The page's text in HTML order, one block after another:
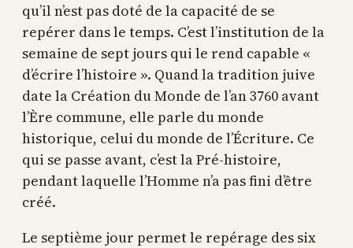
qu’il n’est pas doté de la capacité de se
repérer dans le temps. C’est l’institution de la
semaine de sept jours qui le rend capable «
d’écrire l’histoire ». Quand la tradition juive
date la Création du Monde de l’an 3760 avant
l’Ère commune, elle parle du monde
historique, celui du monde de l’Écriture. Ce
qui se passe avant, c’est la Pré-histoire,
pendant laquelle l’Homme n’a pas fini d’être
créé.
Le septième jour permet le repérage des six